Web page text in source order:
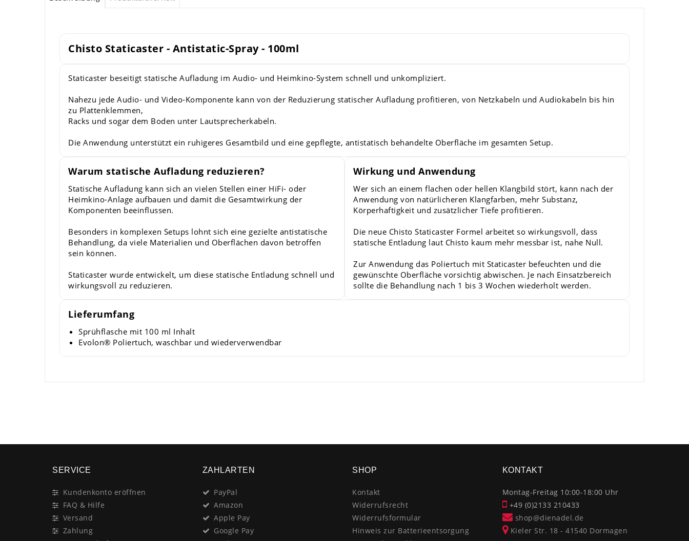
Chisto Staticaster - Antistatic-Spray - 100ml
Staticaster beseitigt statische Aufladung im Audio- und Heimkino-System schnell und unkompliziert.
Nahezu jede Audio- und Video-Komponente kann von der Reduzierung statischer Aufladung profitieren, von Netzkabeln und Audiokabeln bis hin
zu Plattenklemmen,
Racks und sogar dem Boden unter Lautsprecherkabeln.
Die Anwendung unterstützt ein ruhigeres Gesamtbild und eine gepflegte, antistatisch behandelte Oberfläche im gesamten Setup.
Warum statische Aufladung reduzieren?
Statische Aufladung kann sich an vielen Stellen einer HiFi- oder
Heimkino-Anlage aufbauen und damit die Gesamtwirkung der
Komponenten beeinflussen.
Besonders in komplexen Setups lohnt sich eine gezielte antistatische
Behandlung, da viele Materialien und Oberflächen davon betroffen
sein können.
Staticaster wurde entwickelt, um diese statische Entladung schnell und
wirkungsvoll zu reduzieren.
Wirkung und Anwendung
Wer sich an einem flachen oder hellen Klangbild stört, kann nach der
Anwendung von natürlicheren Klangfarben, mehr Substanz,
Körperhaftigkeit und zusätzlicher Tiefe profitieren.
Die neue Chisto Staticaster Formel arbeitet so wirkungsvoll, dass
statische Entladung laut Chisto kaum mehr messbar ist, nahe Null.
Zur Anwendung das Poliertuch mit Staticaster befeuchten und die
gewünschte Oberfläche vorsichtig abwischen. Je nach Einsatzbereich
sollte die Behandlung nach 1 bis 3 Wochen wiederholt werden.
Lieferumfang
Sprühflasche mit 100 ml Inhalt
Evolon® Poliertuch, waschbar und wiederverwendbar
SERVICE
Kundenkonto eröffnen
FAQ & Hilfe
Versand
Zahlung
ZAHLARTEN
PayPal
Amazon
Apple Pay
Google Pay
SHOP
Kontakt
Widerrufsrecht
Widerrufsformular
Hinweis zur Batterieentsorgung
KONTAKT
Montag-Freitag 10:00-18:00 Uhr
+49 (0)2133 210433
shop@dienadel.de
Kieler Str. 18 - 41540 Dormagen